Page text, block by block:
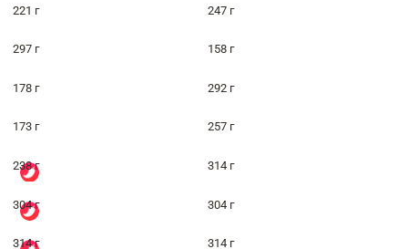
221 г 247 г
297 г 158 г
178 г 292 г
173 г 257 г
238 г 314 г
304 г 304 г
314 г 314 г